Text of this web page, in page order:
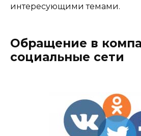
интересующими темами.
Обращение в
социальные сети